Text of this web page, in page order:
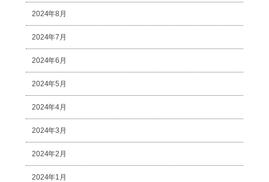
2024年8月
2024年7月
2024年6月
2024年5月
2024年4月
2024年3月
2024年2月
2024年1月